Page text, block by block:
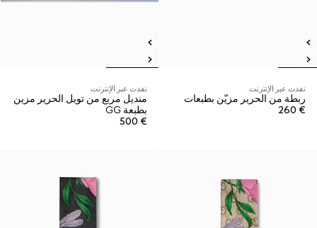
نفدت عبر الإنترنت
ربطة من الحرير مزيّن بطبعات
€ 260
نفدت عبر الإنترنت
منديل مربع من تويل الحرير مزين
بطبعة GG
€ 500